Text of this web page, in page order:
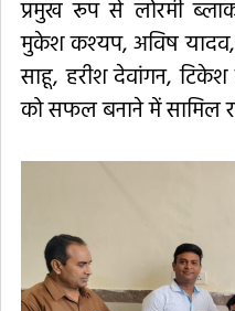
प्रमुख रूप से लोरमी
मुकेश कश्यप, अविष यादव,
साहू, हरीश देवांगन, टिकेश
को सफल बनाने में सामिल